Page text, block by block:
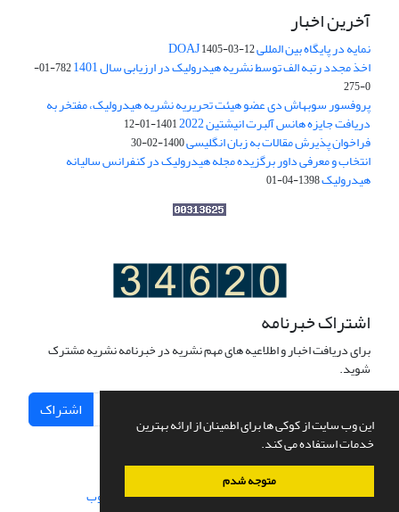
این وب سایت از کوکی ها برای اطمینان از ارائه بهترین
خدمات استفاده می کند.
متوجه شدم
آخرین اخبار
نمایه در پایگاه بین المللی DOAJ1405-03-12
اخذ مجدد رتبه الف توسط نشریه هیدرولیک در ارزیابی سال 1401
782-01-
0-275
پروفسور سوبهاش دی عضو هیئت تحریریه نشریه هیدرولیک، مفتخر به
دریافت جایزه هانس آلبرت انیشتین 2022 1401-01-12
فراخوان پذیرش مقالات به زبان انگلیسی1400-02-30
انتخاب و معرفی داور برگزیده مجله هیدرولیک در کنفرانس سالیانه
هیدرولیک1398-04-01
اشتراک خبرنامه
برای دریافت اخبار و اطلاعیه های مهم نشریه در خبرنامه نشریه مشترک
شوید.
اشتراک
سامانه مدیریت نشریات علمی.طراحی و پیاده سازی از سیناوب